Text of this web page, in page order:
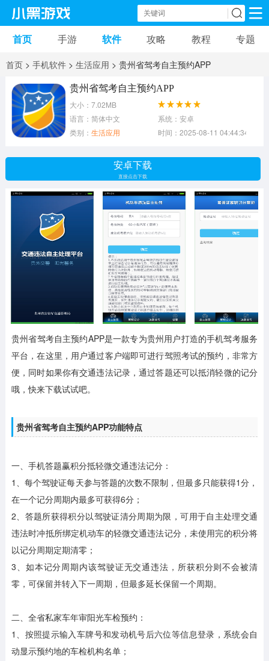
手机游戏 手机软件
安卓游戏
益智游戏 音乐游戏 传奇游戏
模拟游戏
文字游戏 角色扮演
首页 手游 软件 攻略 教程 专题
首页 > 手机软件 > 生活应用 > 贵州省驾考自主预约APP
贵州省驾考自主预约APP
大小：7.02MB
语言：简体中文
系统：安卓
类别： 生活应用 时间：2025-08-11 04:44:34
安卓下载
直接点击下载
贵州省驾考自主预约APP是一款专为贵州用户打造的手机驾考服务
平台，在这里，用户通过客户端即可进行驾照考试的预约，非常方
便，同时如果你有交通违法记录，通过答题还可以抵消轻微的记分
哦，快来下载试试吧。
贵州省驾考自主预约APP功能特点
一、手机答题赢积分抵轻微交通违法记分：
1、每个驾驶证每天参与答题的次数不限制，但最多只能获得1分，
在一个记分周期内最多可获得6分；
2、答题所获得积分以驾驶证清分周期为限，可用于自主处理交通
违法时冲抵所绑定机动车的轻微交通违法记分，未使用完的积分将
以记分周期定期清零；
3、如本记分周期内该驾驶证无交通违法，所获积分则不会被清
零，可保留并转入下一周期，但最多延长保留一个周期。
二、全省私家车年审阳光车检预约：
1、按照提示输入车牌号和发动机号后六位等信息登录，系统会自
动显示预约地的车检机构名单；